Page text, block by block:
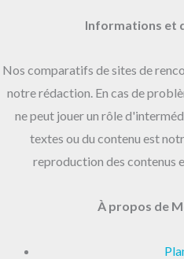
Informations et
Nos comparatifs de sites de
notre rédaction. En cas de
ne peut jouer un rôle
textes ou du contenu est
reproduction des contenus
À propos de